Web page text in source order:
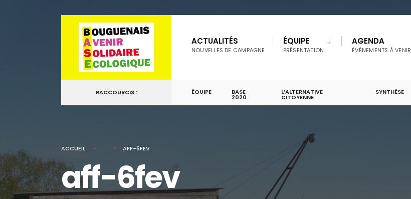
Passer
contenu
ACTUALITÉS
NOUVELLES DE CAMPAGNE
ÉQUIPE
PRÉSENTATION
AGENDA
ÉVÉNEMENTS À VENIR
RACCOURCIS : ÉQUIPE BASE
2020
L’ALTERNATIVE
CITOYENNE
SYNTHÈSE
ACCUEIL AFF-6FEV
aff-6fev